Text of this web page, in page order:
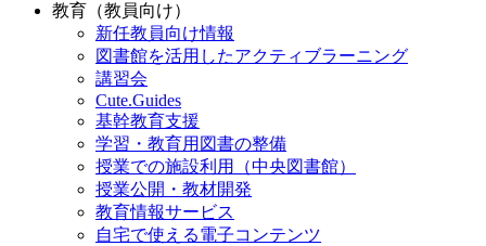
教育（教員向け）
新任教員向け情報
図書館を活用したアクティブラーニング
講習会
Cute.Guides
基幹教育支援
学習・教育用図書の整備
授業での施設利用（中央図書館）
授業公開・教材開発
教育情報サービス
自宅で使える電子コンテンツ